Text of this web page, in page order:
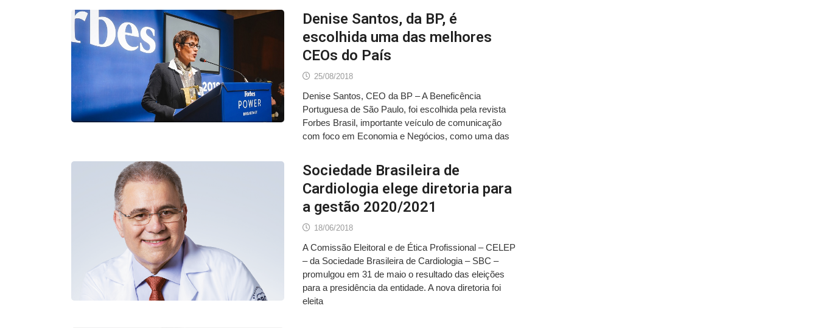
Denise Santos, da BP, é
escolhida uma das melhores
CEOs do País
25/08/2018
Denise Santos, CEO da BP – A Beneficência
Portuguesa de São Paulo, foi escolhida pela revista
Forbes Brasil, importante veículo de comunicação
com foco em Economia e Negócios, como uma das
Sociedade Brasileira de
Cardiologia elege diretoria para
a gestão 2020/2021
18/06/2018
A Comissão Eleitoral e de Ética Profissional – CELEP
– da Sociedade Brasileira de Cardiologia – SBC –
promulgou em 31 de maio o resultado das eleições
para a presidência da entidade. A nova diretoria foi
eleita